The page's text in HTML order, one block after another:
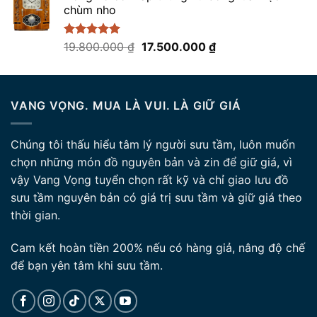
chùm nho
Được xếp
19.800.000₫ Giá
là:
17.500.000 ₫Giá
tại
17.500.000 ₫.
VANG VỌNG. MUA LÀ VUI. LÀ GIỮ GIÁ
Chúng tôi thấu hiểu tâm lý người sưu tầm, luôn muốn
chọn những món đồ nguyên bản và zin để giữ giá, vì
vậy Vang Vọng tuyển chọn rất kỹ và chỉ giao lưu đồ
sưu tầm nguyên bản có giá trị sưu tầm và giữ giá theo
thời gian.
Cam kết hoàn tiền 200% nếu có hàng giả, nâng độ chế
để bạn yên tâm khi sưu tầm.